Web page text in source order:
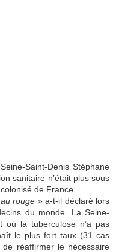
Saint-Denis Stéphane
sanitaire n’était plus sous
de France.
rouge »a-t-il déclaré lors
du monde. La Seine-
où la tuberculose n’a pas
le plus fort taux (31 cas
réaffirmer le nécessaire